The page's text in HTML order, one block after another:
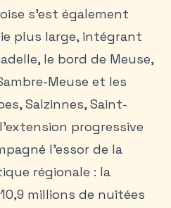
s’est également
plus large, intégrant
le bord de Meuse,
Meuse et les
Salzinnes, Saint-
progressive
l’essor de la
régionale : la
millions de nuitées